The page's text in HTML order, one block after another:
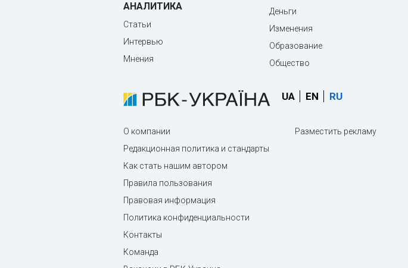
АНАЛИТИКА
Статьи
Интервью
Мнения
Деньги
Изменения
Образование
Общество
UA EN RU
О компании
Редакционная политика и стандарты
Как стать нашим автором
Правила пользования
Правовая информация
Политика конфиденциальности
Контакты
Команда
Разместить рекламу